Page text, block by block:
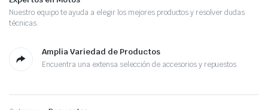
Nuestro equipo te ayuda a elegir los mejores productos y resolver dudas
técnicas.
Amplia Variedad de Productos
Encuentra una extensa selección de accesorios y repuestos.